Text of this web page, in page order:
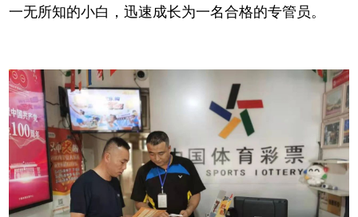
一无所知的小白，迅速成长为一名合格的专管员。